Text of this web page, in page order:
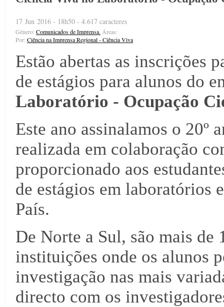
17 Jun 2016 - 18h50 - 4.617 caracteres
Género: Comunicados de Imprensa. Áreas:
Por: Ciência na Imprensa Regional - Ciência Viva
Estão abertas as inscrições
de estágios para alunos do
Laboratório - Ocupação
Este ano assinalamos o
realizada em colaboração
proporcionado aos
de estágios em laboratórios
País.
De Norte a Sul, são mais de
instituições onde os alunos
investigação nas mais
directo com os